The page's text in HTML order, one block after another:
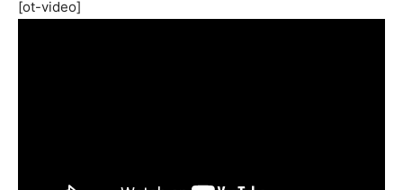
[ot-video]